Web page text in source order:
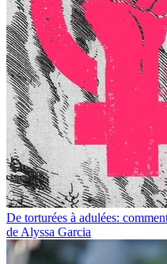
De torturées à adulées:
de Alyssa Garcia